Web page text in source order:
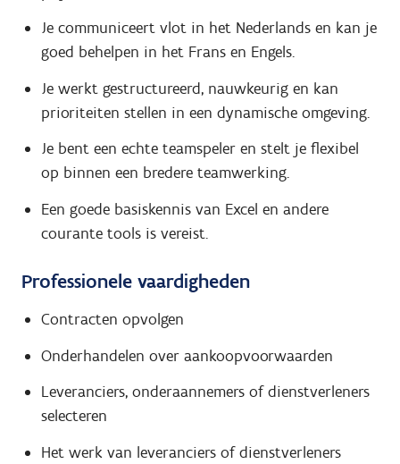
Je communiceert vlot in het Nederlands en kan je
goed behelpen in het Frans en Engels.
Je werkt gestructureerd, nauwkeurig en kan
prioriteiten stellen in een dynamische omgeving.
Je bent een echte teamspeler en stelt je flexibel
op binnen een bredere teamwerking.
Een goede basiskennis van Excel en andere
courante tools is vereist.
Professionele vaardigheden
Contracten opvolgen
Onderhandelen over aankoopvoorwaarden
Leveranciers, onderaannemers of dienstverleners
selecteren
Het werk van leveranciers of dienstverleners